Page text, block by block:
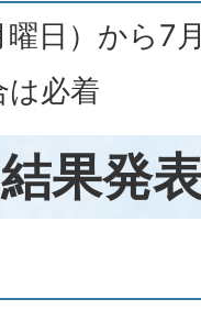
日）から7
は必着
果発